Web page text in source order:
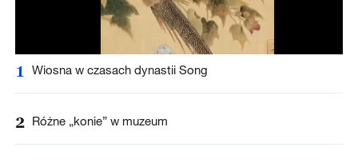
1 Wiosna w czasach dynastii Song
2 Różne „konie” w muzeum